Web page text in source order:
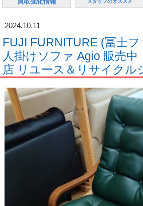
スタッフのオススメ
2024.10.11
FUJI FURNITURE (冨士
人掛けソファ Agio 販売中
店 リユース＆リサイクル